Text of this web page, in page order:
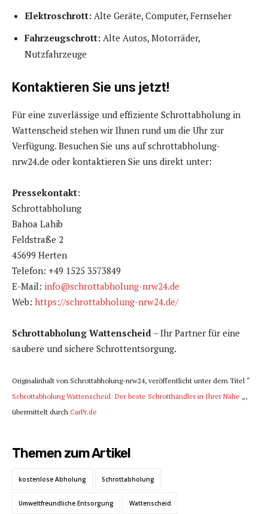
Elektroschrott: Alte Geräte, Computer, Fernseher
Fahrzeugschrott: Alte Autos, Motorräder,
Nutzfahrzeuge
Kontaktieren Sie uns jetzt!
Für eine zuverlässige und effiziente Schrottabholung in
Wattenscheid stehen wir Ihnen rund um die Uhr zur
Verfügung. Besuchen Sie uns auf schrottabholung-
nrw24.de oder kontaktieren Sie uns direkt unter:
Pressekontakt:
Schrottabholung
Bahoa Lahib
Feldstraße 2
45699 Herten
Telefon: +49 1525 3573849
E-Mail: info@schrottabholung-nrw24.de
Web: https://schrottabholung-nrw24.de/
Schrottabholung Wattenscheid – Ihr Partner für eine
saubere und sichere Schrottentsorgung.
Originalinhalt von Schrottabholung-nrw24, veröffentlicht unter dem Titel “
Schrottabholung Wattenscheid: Der beste Schrotthändler in Ihrer Nähe „,
übermittelt durch CarPr.de
Themen zum Artikel
kostenlose Abholung Schrottabholung
Umweltfreundliche Entsorgung Wattenscheid